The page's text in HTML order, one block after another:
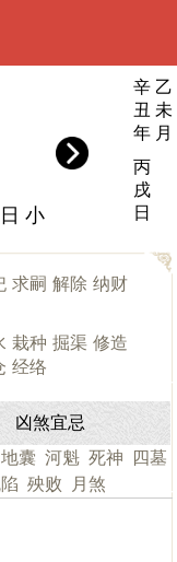
辛
丑
年
乙
未
月
丙
戌
日
小
求嗣 解除 纳财
栽种 掘渠 修造
经络
凶煞宜忌
地囊 河魁 死神
四墓
殃败 月煞